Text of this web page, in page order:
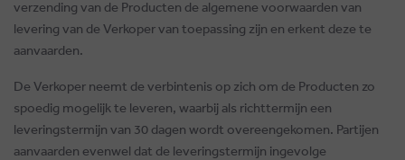
verzending van de Producten de algemene voorwaarden van
levering van de Verkoper van toepassing zijn en erkent deze te
aanvaarden.
De Verkoper neemt de verbintenis op zich om de Producten zo
spoedig mogelijk te leveren, waarbij als richttermijn een
leveringstermijn van 30 dagen wordt overeengekomen. Partijen
aanvaarden evenwel dat de leveringstermijn ingevolge